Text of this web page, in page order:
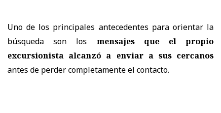
Uno de los principales antecedentes para orientar la
búsqueda son los mensajes que el propio
excursionista alcanzó a enviar a sus cercanos
antes de perder completamente el contacto.